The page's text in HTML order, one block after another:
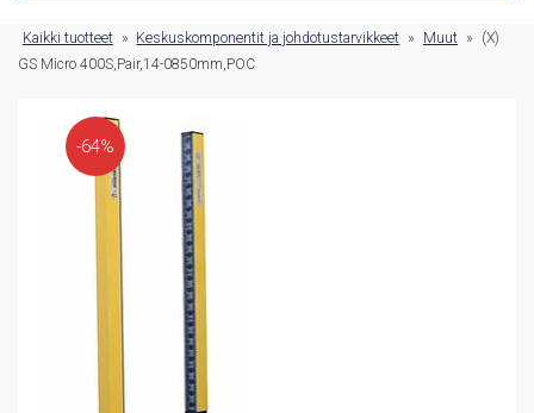
Kaikki tuotteet » Keskuskomponentit ja johdotustarvikkeet » Muut »
(X)
GS Micro 400S,Pair,14-0850mm,POC
-64%